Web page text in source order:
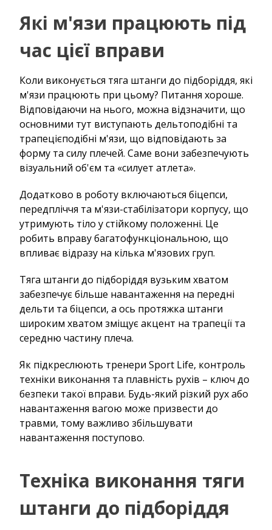
Які м'язи працюють під
час цієї вправи
Коли виконується тяга штанги до підборіддя, які
м'язи працюють при цьому? Питання хороше.
Відповідаючи на нього, можна відзначити, що
основними тут виступають дельтоподібні та
трапецієподібні м'язи, що відповідають за
форму та силу плечей. Саме вони забезпечують
візуальний об'єм та «силует атлета».
Додатково в роботу включаються біцепси,
передпліччя та м'язи-стабілізатори корпусу, що
утримують тіло у стійкому положенні. Це
робить вправу багатофункціональною, що
впливає відразу на кілька м'язових груп.
Тяга штанги до підборіддя вузьким хватом
забезпечує більше навантаження на передні
дельти та біцепси, а ось протяжка штанги
широким хватом зміщує акцент на трапеції та
середню частину плеча.
Як підкреслюють тренери Sport Life, контроль
техніки виконання та плавність рухів – ключ до
безпеки такої вправи. Будь-який різкий рух або
навантаження вагою може призвести до
травми, тому важливо збільшувати
навантаження поступово.
Техніка виконання тяги
штанги до підборіддя